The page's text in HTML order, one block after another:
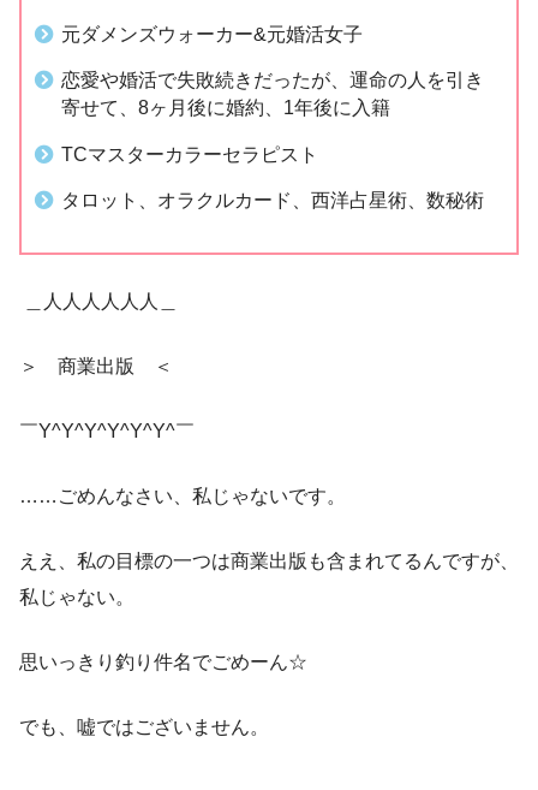
元ダメンズウォーカー&元婚活女子
恋愛や婚活で失敗続きだったが、運命の人を引き
寄せて、8ヶ月後に婚約、1年後に入籍
TCマスターカラーセラピスト
タロット、オラクルカード、西洋占星術、数秘術
＿人人人人人人＿
＞ 商業出版 ＜
￣Y^Y^Y^Y^Y^Y^￣
……ごめんなさい、私じゃないです。
ええ、私の目標の一つは商業出版も含まれてるんですが、
私じゃない。
思いっきり釣り件名でごめーん☆
でも、嘘ではございません。